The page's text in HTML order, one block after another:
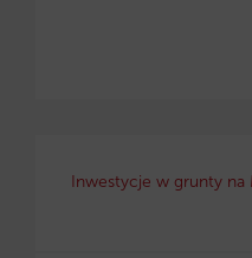
Inwestycje w grunty na